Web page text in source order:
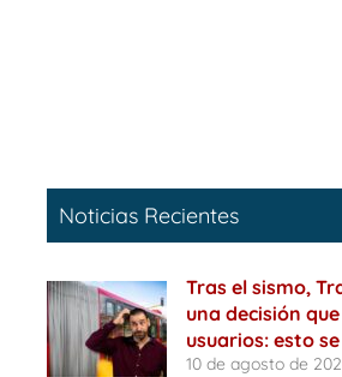
Noticias Recientes
Tras el sismo,
una decisión
usuarios: esto
10 de agosto de